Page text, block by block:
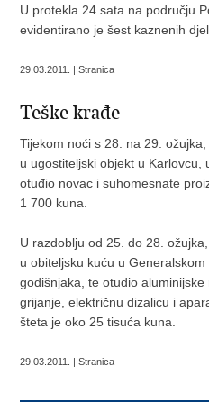
U protekla 24 sata na području
evidentirano je šest kaznenih
29.03.2011. | Stranica
Teške krađe
Tijekom noći s 28. na 29.
u ugostiteljski objekt u Karlovcu,
otuđio novac i suhomesnate
1 700 kuna.
U razdoblju od 25. do 28.
u obiteljsku kuću u
godišnjaka, te otuđio
grijanje, električnu dizalicu i
šteta je oko 25 tisuća kuna.
29.03.2011. | Stranica